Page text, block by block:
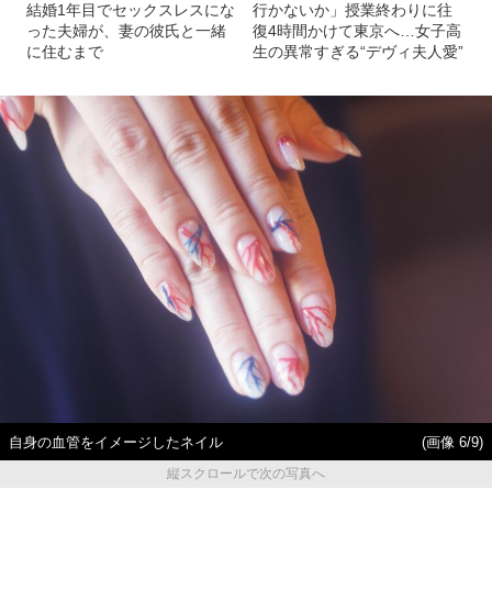
結婚1年目でセックスレスにな
った夫婦が、妻の彼氏と一緒
に住むまで
行かないか」授業終わりに往
復4時間かけて東京へ…女子高
生の異常すぎる“デヴィ夫人愛”
自身の血管をイメージしたネイル
(画像 6/9)
縦スクロールで次の写真へ